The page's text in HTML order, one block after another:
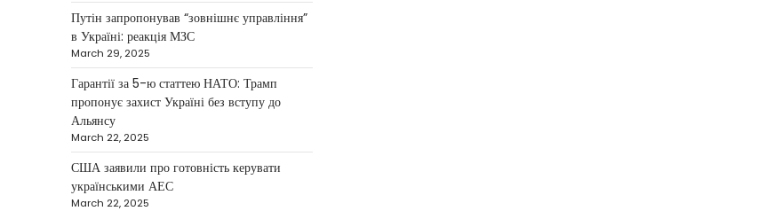
Maksym Krippa and
esports: investments that
bring results
Kolomysheva Anastasiya
May 5, 2025
According to Maksym Krippa,
the esports industry in Ukraine
is not just experiencing a
growth…
Путін запропонував “зовнішнє управління”
в Україні: реакція МЗС
March 29, 2025
Гарантії за 5-ю статтею НАТО: Трамп
пропонує захист Україні без вступу до
Альянсу
March 22, 2025
США заявили про готовність керувати
українськими АЕС
March 22, 2025